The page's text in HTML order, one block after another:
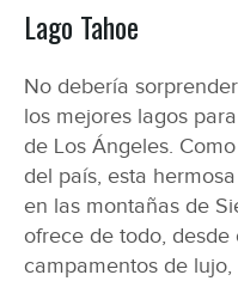
Lago Tahoe
No debería
los mejores lagos
de Los Ángeles.
del país, esta
en las montañas de
ofrece de todo, desde
campamentos de